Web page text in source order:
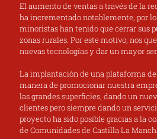
El aumento de ventas a través de la
ha incrementado notablemente, por
minoristas han tenido que cerrar sus
zonas rurales. Por este motivo, nos
nuevas tecnologías y dar un mayor
La implantación de una plataforma
manera de promocionar nuestra
las grandes superficies, dando un
clientes pero siempre dando un
proyecto ha sido posible gracias a la
de Comunidades de Castilla La